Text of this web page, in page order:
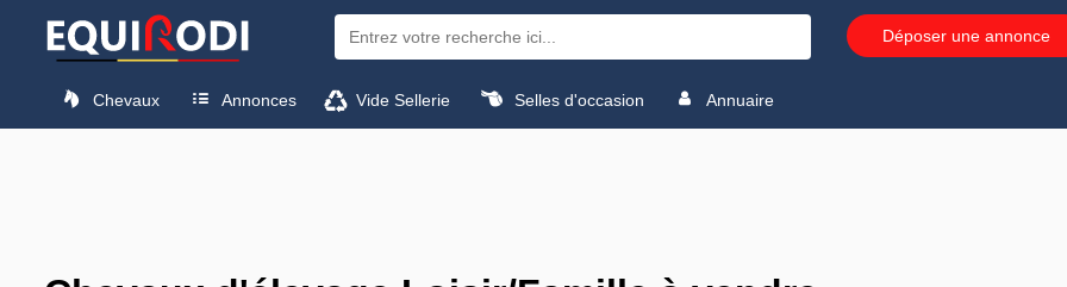
Déposer une annonce
Chevaux Annonces Vide Sellerie Selles d'occasion Annuaire